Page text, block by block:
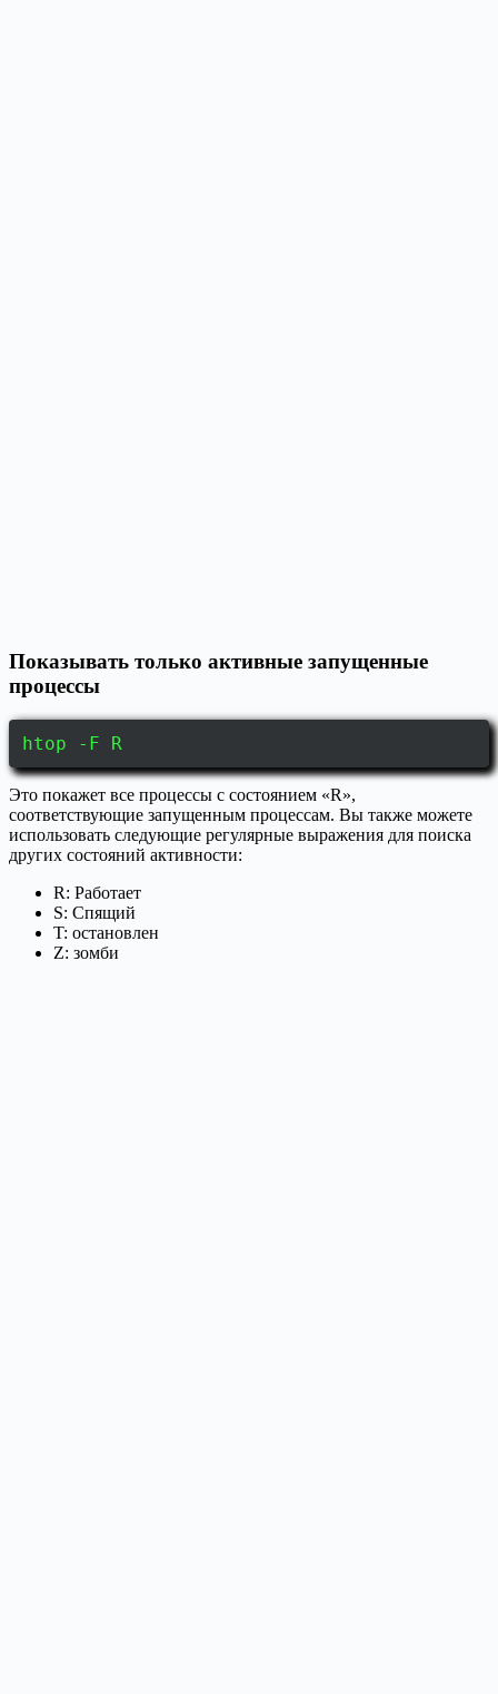
Показывать только активные запущенные
процессы
htop -F R
Это покажет все процессы с состоянием «R»,
соответствующие запущенным процессам. Вы также можете
использовать следующие регулярные выражения для поиска
других состояний активности:
R: Работает
S: Спящий
T: остановлен
Z: зомби